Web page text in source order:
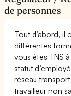
de personnes
Tout d’abord, il
différentes
vous êtes TNS
statut
réseau
travailleur non